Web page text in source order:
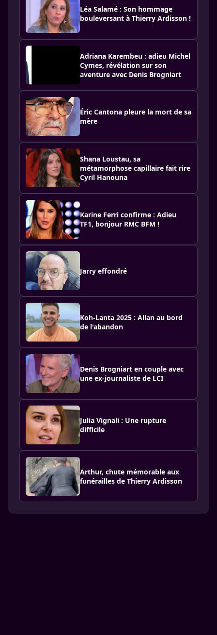
Léa Salamé : Son hommage
bouleversant à Thierry Ardisson !
Adriana Karembeu : adieu Michel
Cymes, révélation sur son
aventure avec Denis Brogniart
Éric Cantona pleure la mort de sa
mère
Shana Loustau, sa
métamorphose capillaire fait rire
Cyril Hanouna
Karine Ferri confirme : Adieu
TF1, bonjour RMC BFM !
Jarry effondré
Koh-Lanta 2025 : Allan au bord
de l'abandon
Denis Brogniart en couple avec
une ex-journaliste de LCI
Julia Vignali : Une rupture
difficile
Arthur, chute mémorable aux
funérailles de Thierry Ardisson